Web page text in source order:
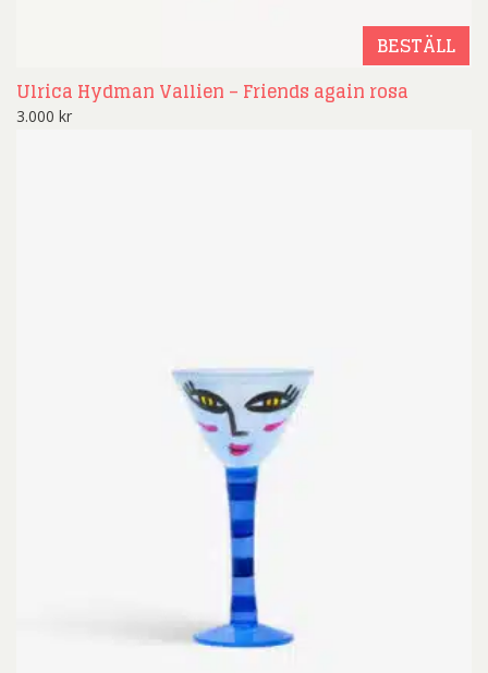
BESTÄLL
Ulrica Hydman Vallien – Friends again rosa
3.000 kr